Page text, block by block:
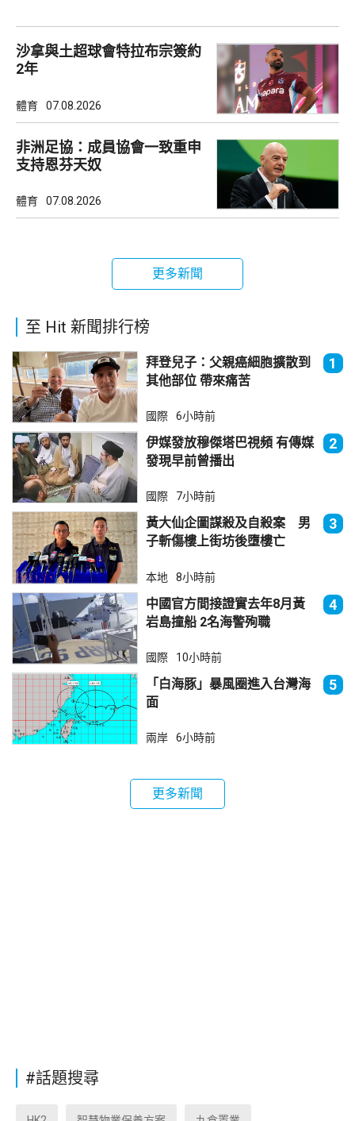
沙拿與土超球會特拉布宗簽約
2年
體育 07.08.2026
非洲足協：成員協會一致重申
支持恩芬天奴
體育 07.08.2026
更多新聞
至 Hit 新聞排行榜
拜登兒子：父親癌細胞擴散到
其他部位 帶來痛苦
1
國際 6小時前
伊媒發放穆傑塔巴視頻 有傳媒
發現早前曾播出
2
國際 7小時前
黃大仙企圖謀殺及自殺案 男
子斬傷樓上街坊後墮樓亡
3
本地 8小時前
中國官方間接證實去年8月黃
岩島撞船 2名海警殉職
4
國際 10小時前
「白海豚」暴風圈進入台灣海
面
5
兩岸 6小時前
更多新聞
#話題搜尋